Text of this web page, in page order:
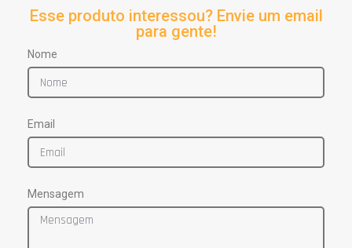
Esse produto interessou? Envie um email
para gente!
Nome
Email
Mensagem